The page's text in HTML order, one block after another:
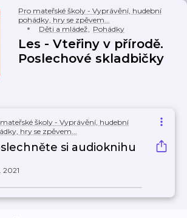
Pro mateřské školy - Vyprávění, hudební
pohádky, hry se zpěvem...
Děti a mládež, Pohádky
Les - Vteřiny v přírodě.
Poslechové skladbičky
školy - Vyprávění, hudební
hry se zpěvem...
si audioknihu
2021